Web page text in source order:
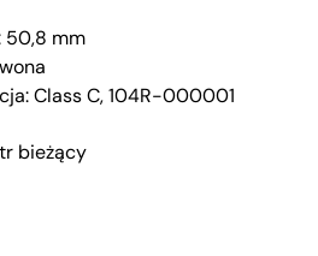
50,8 mm
Class C, 104R-000001
bieżący